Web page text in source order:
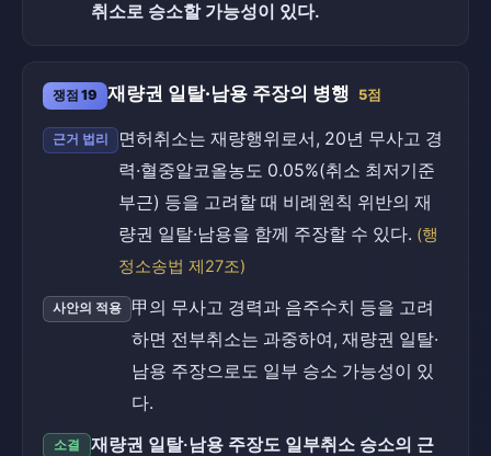
취소로 승소할 가능성이 있다.
쟁점 19 재량권 일탈·남용 주장의 병행 5점
근거 법리
면허취소는 재량행위로서, 20년 무사고 경
력·혈중알코올농도 0.05%(취소 최저기준
부근) 등을 고려할 때 비례원칙 위반의 재
량권 일탈·남용을 함께 주장할 수 있다. (행
정소송법 제27조)
사안의 적용
甲의 무사고 경력과 음주수치 등을 고려
하면 전부취소는 과중하여, 재량권 일탈·
남용 주장으로도 일부 승소 가능성이 있
다.
소결
재량권 일탈·남용 주장도 일부취소 승소의 근